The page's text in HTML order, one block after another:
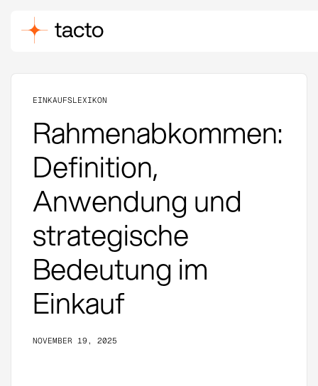
EINKAUFSLEXIKON
Rahmenabkommen:
Definition,
Anwendung und
strategische
Bedeutung im
Einkauf
NOVEMBER 19, 2025